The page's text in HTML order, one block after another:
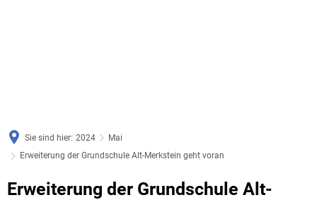
Sie sind hier: 2024
Mai
Erweiterung der Grundschule Alt-Merkstein geht voran
Erweiterung der Grundschule Alt-